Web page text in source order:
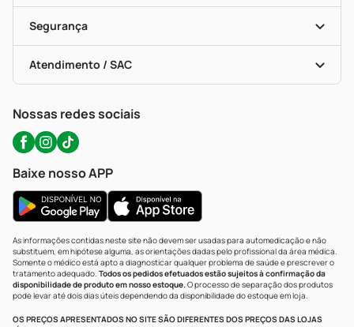
Cupons E Ofertas
Alomed (tele-Entrega)
Formas De Pagamento
Troca E Devolução
Bulas De A A Z
Políticas De Marketplace
Vacinas
Serviços Farmacêuticos
Testes Rápidos
Autoteste Covid-19
Segurança
Certificado De Segurança
Portal Da Privacidade
Atendimento / SAC
WhatsApp (47) 9202-1687
Nossas redes sociais
Baixe nosso APP
As informações contidas neste site não devem ser usadas para automedicação e não
substituem, em hipótese alguma, as orientações dadas pelo profissional da área médica.
Somente o médico está apto a diagnosticar qualquer problema de saúde e prescrever o
tratamento adequado. Todos os pedidos efetuados estão sujeitos à confirmação da
disponibilidade de produto em nosso estoque.O processo de separação dos produtos
pode levar até dois dias úteis dependendo da disponibilidade do estoque em loja.
OS PREÇOS APRESENTADOS NO SITE SÃO DIFERENTES DOS PREÇOS DAS LOJAS